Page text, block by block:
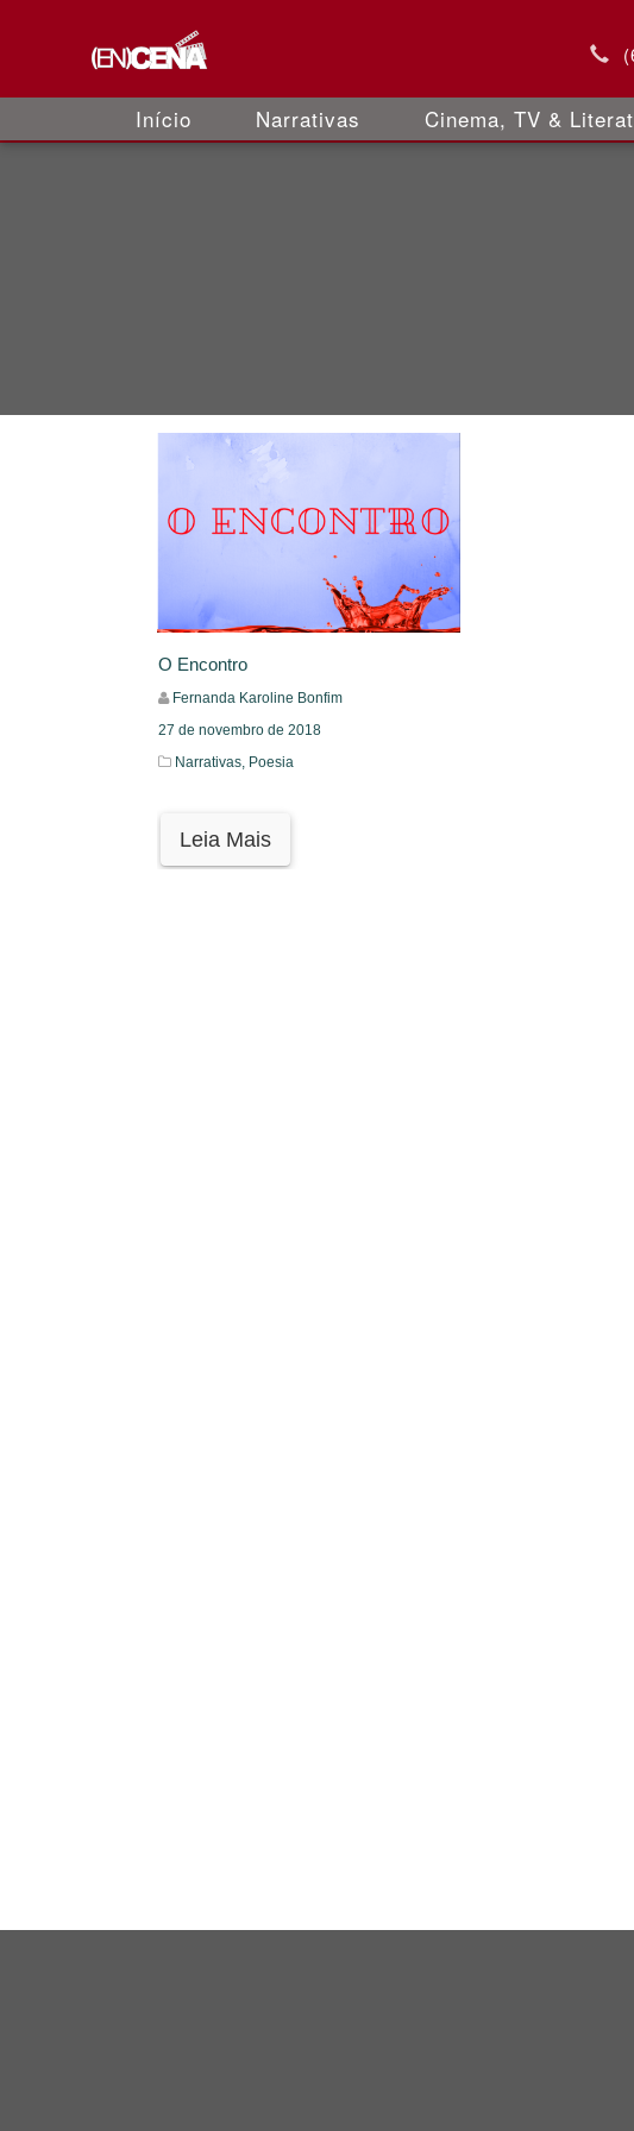
Início Narrativas Cinema, TV &
O Encontro
Fernanda Karoline Bonfim
27 de novembro de 2018
Narrativas, Poesia
Leia Mais